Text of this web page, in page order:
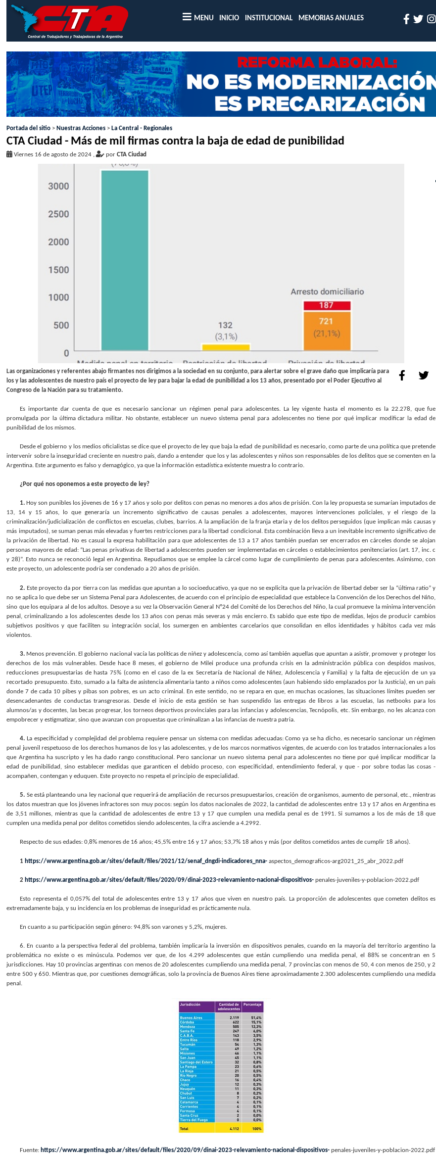
MENU INICIO INSTITUCIONAL MEMORIAS ANUALES
Portada del sitio > Nuestras Acciones > La Central - Regionales
CTA Ciudad - Más de mil firmas contra la baja de edad de punibilidad
Viernes 16 de agosto de 2024 , porCTA Ciudad
Las organizaciones y referentes abajo firmantes nos dirigimos a la sociedad en su conjunto, para alertar sobre el grave daño que implicaría para
los y las adolescentes de nuestro país el proyecto de ley para bajar la edad de punibilidad a los 13 años, presentado por el Poder Ejecutivo al
Congreso de la Nación para su tratamiento.
Es importante dar cuenta de que es necesario sancionar un régimen penal para adolescentes. La ley vigente hasta el momento es la 22.278, que fue
promulgada por la última dictadura militar. No obstante, establecer un nuevo sistema penal para adolescentes no tiene por qué implicar modificar la edad de
punibilidad de los mismos.
Desde el gobierno y los medios oficialistas se dice que el proyecto de ley que baja la edad de punibilidad es necesario, como parte de una política que pretende
intervenir sobre la inseguridad creciente en nuestro país, dando a entender que los y las adolescentes y niños son responsables de los delitos que se comenten en la
Argentina. Este argumento es falso y demagógico, ya que la información estadística existente muestra lo contrario.
¿Por qué nos oponemos a este proyecto de ley?
1. Hoy son punibles los jóvenes de 16 y 17 años y solo por delitos con penas no menores a dos años de prisión. Con la ley propuesta se sumarían imputados de
13, 14 y 15 años, lo que generaría un incremento significativo de causas penales a adolescentes, mayores intervenciones policiales, y el riesgo de la
criminalización/judicialización de conflictos en escuelas, clubes, barrios. A la ampliación de la franja etaria y de los delitos perseguidos (que implican más causas y
más imputados), se suman penas más elevadas y fuertes restricciones para la libertad condicional. Esta combinación lleva a un inevitable incremento significativo de
la privación de libertad. No es casual la expresa habilitación para que adolescentes de 13 a 17 años también puedan ser encerrados en cárceles donde se alojan
personas mayores de edad: “Las penas privativas de libertad a adolescentes pueden ser implementadas en cárceles o establecimientos penitenciarios (art. 17, inc. c
y 28)”. Esto nunca se reconoció legal en Argentina. Repudiamos que se emplee la cárcel como lugar de cumplimiento de penas para adolescentes. Asimismo, con
este proyecto, un adolescente podría ser condenado a 20 años de prisión.
2. Este proyecto da por tierra con las medidas que apuntan a lo socioeducativo, ya que no se explicita que la privación de libertad deber ser la “última ratio” y
no se aplica lo que debe ser un Sistema Penal para Adolescentes, de acuerdo con el principio de especialidad que establece la Convención de los Derechos del Niño,
sino que los equipara al de los adultos. Desoye a su vez la Observación General Nº24 del Comité de los Derechos del Niño, la cual promueve la mínima intervención
penal, criminalizando a los adolescentes desde los 13 años con penas más severas y más encierro. Es sabido que este tipo de medidas, lejos de producir cambios
subjetivos positivos y que faciliten su integración social, los sumergen en ambientes carcelarios que consolidan en ellos identidades y hábitos cada vez más
violentos.
3. Menos prevención. El gobierno nacional vacía las políticas de niñez y adolescencia, como así también aquellas que apuntan a asistir, promover y proteger los
derechos de los más vulnerables. Desde hace 8 meses, el gobierno de Milei produce una profunda crisis en la administración pública con despidos masivos,
reducciones presupuestarias de hasta 75% (como en el caso de la ex Secretaría de Nacional de Niñez, Adolescencia y Familia) y la falta de ejecución de un ya
recortado presupuesto. Esto, sumado a la falta de asistencia alimentaria tanto a niños como adolescentes (aun habiendo sido emplazados por la Justicia), en un país
donde 7 de cada 10 pibes y pibas son pobres, es un acto criminal. En este sentido, no se repara en que, en muchas ocasiones, las situaciones límites pueden ser
desencadenantes de conductas transgresoras. Desde el inicio de esta gestión se han suspendido las entregas de libros a las escuelas, las netbooks para los
alumnos/as y docentes, las becas progresar, los torneos deportivos provinciales para las infancias y adolescencias, Tecnópolis, etc. Sin embargo, no les alcanza con
empobrecer y estigmatizar, sino que avanzan con propuestas que criminalizan a las infancias de nuestra patria.
4. La especificidad y complejidad del problema requiere pensar un sistema con medidas adecuadas: Como ya se ha dicho, es necesario sancionar un régimen
penal juvenil respetuoso de los derechos humanos de los y las adolescentes, y de los marcos normativos vigentes, de acuerdo con los tratados internacionales a los
que Argentina ha suscripto y les ha dado rango constitucional. Pero sancionar un nuevo sistema penal para adolescentes no tiene por qué implicar modificar la
edad de punibilidad, sino establecer medidas que garanticen el debido proceso, con especificidad, entendimiento federal, y que - por sobre todas las cosas -
acompañen, contengan y eduquen. Este proyecto no respeta el principio de especialidad.
5. Se está planteando una ley nacional que requerirá de ampliación de recursos presupuestarios, creación de organismos, aumento de personal, etc., mientras
los datos muestran que los jóvenes infractores son muy pocos: según los datos nacionales de 2022, la cantidad de adolescentes entre 13 y 17 años en Argentina es
de 3,51 millones, mientras que la cantidad de adolescentes de entre 13 y 17 que cumplen una medida penal es de 1991. Si sumamos a los de más de 18 que
cumplen una medida penal por delitos cometidos siendo adolescentes, la cifra asciende a 4.2992.
Respecto de sus edades: 0,8% menores de 16 años; 45,5% entre 16 y 17 años; 53,7% 18 años y más (por delitos cometidos antes de cumplir 18 años).
1 https://www.argentina.gob.ar/sites/default/files/2021/12/senaf_dngdi-indicadores_nna- aspectos_demograficos-arg2021_25_abr_2022.pdf
2 https://www.argentina.gob.ar/sites/default/files/2020/09/dinai-2023-relevamiento-nacional-dispositivos- penales-juveniles-y-poblacion-2022.pdf
Esto representa el 0,057% del total de adolescentes entre 13 y 17 años que viven en nuestro país. La proporción de adolescentes que cometen delitos es
extremadamente baja, y su incidencia en los problemas de inseguridad es prácticamente nula.
En cuanto a su participación según género: 94,8% son varones y 5,2%, mujeres.
6. En cuanto a la perspectiva federal del problema, también implicaría la inversión en dispositivos penales, cuando en la mayoría del territorio argentino la
problemática no existe o es minúscula. Podemos ver que, de los 4.299 adolescentes que están cumpliendo una medida penal, el 88% se concentran en 5
jurisdicciones. Hay 10 provincias argentinas con menos de 20 adolescentes cumpliendo una medida penal, 7 provincias con menos de 50, 4 con menos de 250, y 2
entre 500 y 650. Mientras que, por cuestiones demográficas, solo la provincia de Buenos Aires tiene aproximadamente 2.300 adolescentes cumpliendo una medida
penal.
Fuente: https://www.argentina.gob.ar/sites/default/files/2020/09/dinai-2023-relevamiento-nacional-dispositivos- penales-juveniles-y-poblacion-2022.pdf